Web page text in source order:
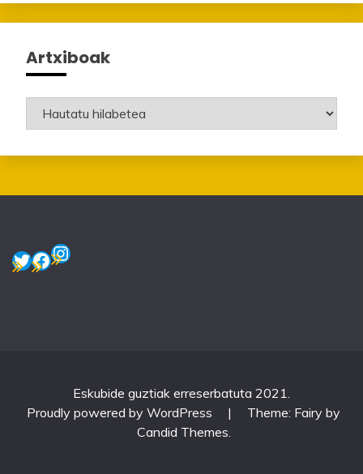
Artxiboak
Artxiboak
Twitter
Facebook
Instagram
Eskubide guztiak erreserbatuta 2021.
Proudly powered by WordPress
|
Theme: Fairy by
Candid Themes